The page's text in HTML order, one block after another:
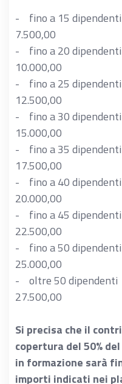
- fino a 15
7.500,00
- fino a 20
10.000,00
- fino a 25
12.500,00
- fino a 30
15.000,00
- fino a 35
17.500,00
- fino a 40
20.000,00
- fino a 45
22.500,00
- fino a 50
25.000,00
- oltre 50 dipendenti
27.500,00
Si precisa che il
copertura del 50%
in formazione sarà
importi indicati nei